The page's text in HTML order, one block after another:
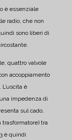
è essenziale
radio, che non
sono liberi di
quattro valvole
accoppiamento
L’uscita è
impedenza di
sul cado,
trasformatore) tra
è quindi